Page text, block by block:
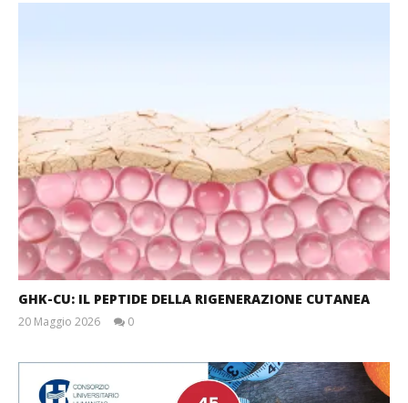
GHK-CU: IL PEPTIDE DELLA RIGENERAZIONE CUTANEA
20 Maggio 2026
0